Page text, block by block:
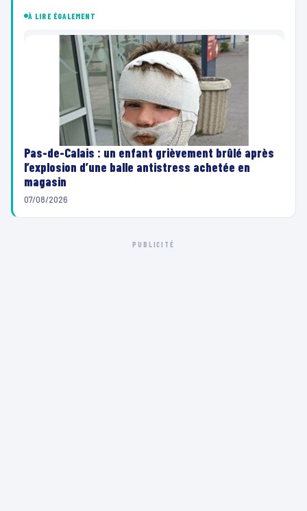
À LIRE ÉGALEMENT
Pas-de-Calais : un enfant grièvement brûlé après
l’explosion d’une balle antistress achetée en
magasin
07/08/2026
PUBLICITÉ